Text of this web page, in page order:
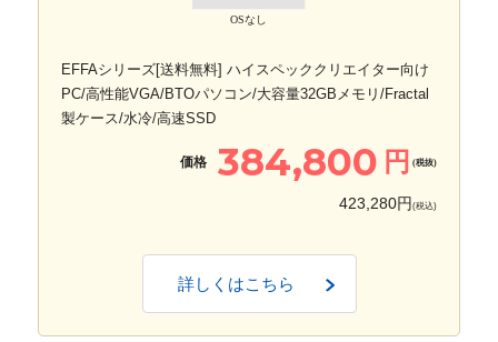
OSなし
EFFAシリーズ[送料無料] ハイスペッククリエイター向け
PC/高性能VGA/BTOパソコン/大容量32GBメモリ/Fractal
製ケース/水冷/高速SSD
価格 384,800 円 (税抜)
423,280円 (税込)
詳しくはこちら